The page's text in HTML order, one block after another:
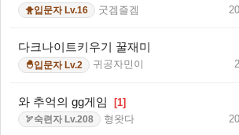
🐥입문자 Lv.16 굿겜즐겜
다크나이트키우기 꿀재미
🐣입문자 Lv.2 귀공자민이
와 추억의 gg게임 [1]
🏹숙련자 Lv.208 형왓다